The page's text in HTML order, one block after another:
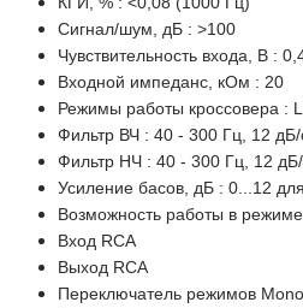
Сигнал/шум, дБ : >100
Чувствительность входа, В :
Входной импеданс, кОм : 20
Режимы работы кроссовера :
Фильтр ВЧ : 40 - 300 Гц, 12 дБ/
Фильтр НЧ : 40 - 300 Гц, 12 дБ/
Усиление басов, дБ : 0...12
Возможность работы в
Вход RCA
Выход RCA
Переключатель режимов